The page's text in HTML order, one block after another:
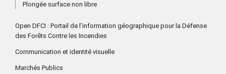
Plongée surface non libre
Open DFCI : Portail de l’information géographique pour la Défense
des Forêts Contre les Incendies
Communication et identité visuelle
Marchés Publics